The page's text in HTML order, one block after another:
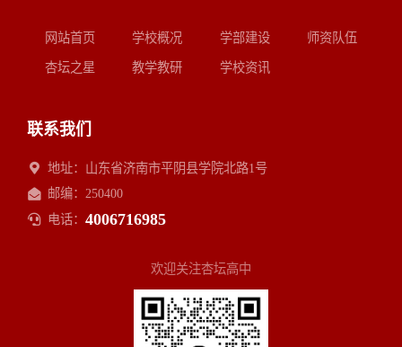
网站首页 学校概况 学部建设 师资队伍
杏坛之星 教学教研 学校资讯
联系我们
地址：山东省济南市平阴县学院北路1号
邮编：250400
电话： 4006716985
欢迎关注杏坛高中